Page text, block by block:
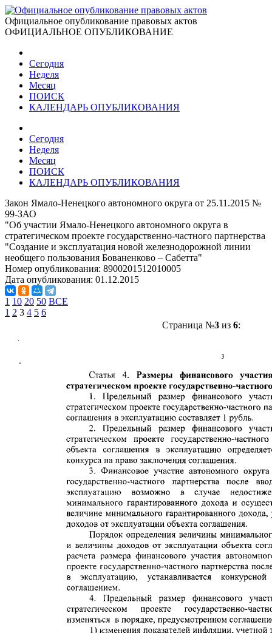
Официальное опубликование правовых актов
ОФИЦИАЛЬНОЕ ОПУБЛИКОВАНИЕ
Сегодня
Неделя
Месяц
ПОИСК
КАЛЕНДАРЬ ОПУБЛИКОВАНИЯ
Сегодня
Неделя
Месяц
ПОИСК
КАЛЕНДАРЬ ОПУБЛИКОВАНИЯ
Закон Ямало-Ненецкого автономного округа от 25.11.2015 №
99-ЗАО
"Об участии Ямало-Ненецкого автономного округа в
стратегическом проекте государственно-частного партнерства
"Создание и эксплуатация новой железнодорожной линии
необщего пользования Бованенково – Сабетта"
Номер опубликования: 8900201512010005
Дата опубликования: 01.12.2015
1 10 20 50 ВСЕ
1 2 3 4 5 6
Страница №3из 6: